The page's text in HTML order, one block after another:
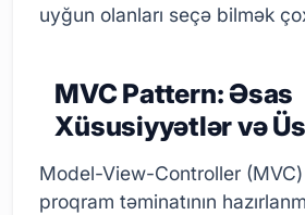
uyğun olanları seçə bilmək
MVC Pattern: Əsas
Xüsusiyyətlər və
Model-View-Controller
proqram təminatının